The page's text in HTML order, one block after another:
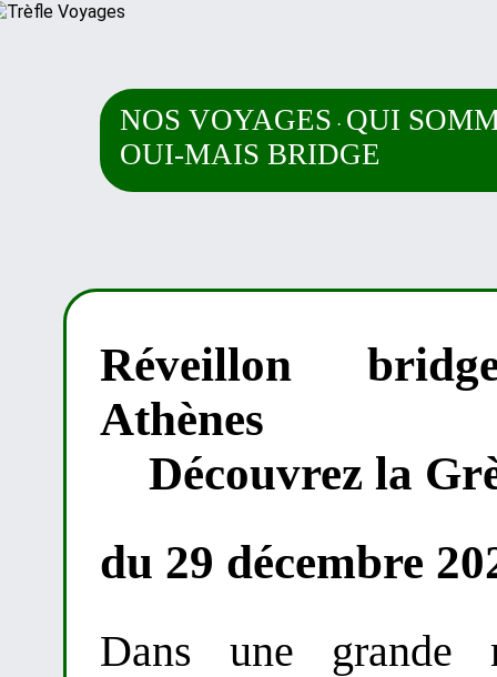
NOS VOYAGES · QUI
OUI-MAIS BRIDGE
Réveillon
Athènes
Découvrez la
du 29 décembre
Dans une grande